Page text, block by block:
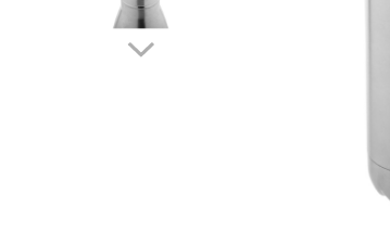
Markere evidentiatoare text
personalizate